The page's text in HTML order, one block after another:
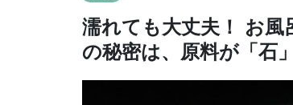
濡れても大丈夫！ お
の秘密は、原料が「石